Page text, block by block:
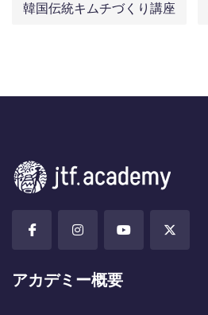
韓国伝統キムチづくり講座
アカデミー概要